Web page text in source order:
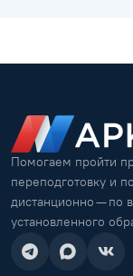
Помогаем пройти
переподготовку и
дистанционно — по
установленного